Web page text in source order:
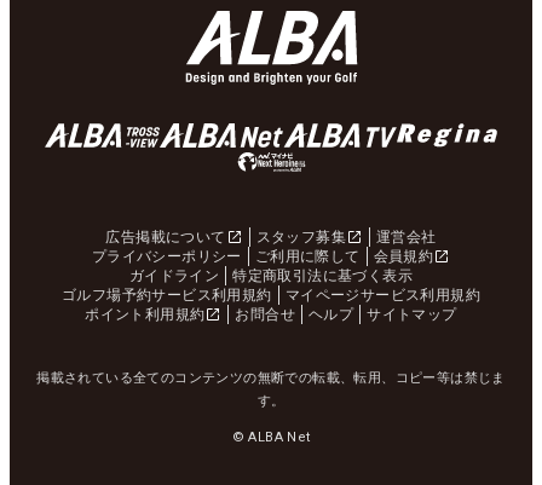
広告掲載について スタッフ募集
運営会社
プライバシーポリシー
ご利用に際して
会員規約
ガイドライン
特定商取引法に基づく表示
ゴルフ場予約サービス利用規約
マイページサービス利用規約
ポイント利用規約
お問合せ ヘルプ サイトマップ
掲載されている全てのコンテンツの無断での転載、転用、コピー等は禁じま
す。
© ALBA Net